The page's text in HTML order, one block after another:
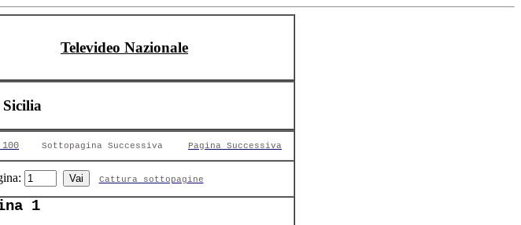
Televideo Nazionale
Sicilia
Sottopagina Successiva Pagina Successiva
Cattura sottopagine
1